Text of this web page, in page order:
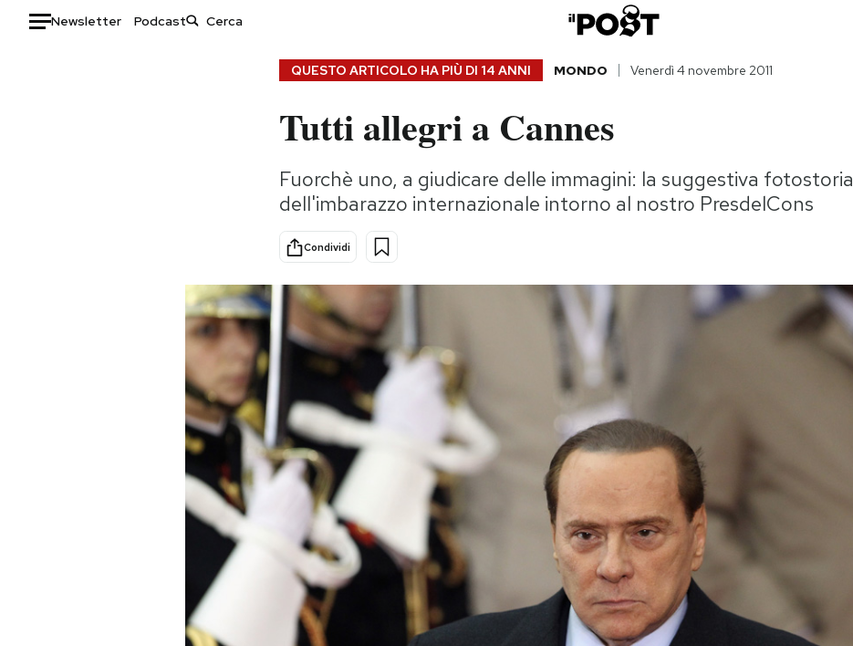
Newsletter Podcast
Consumismi
Storie/Idee
Ok Boomer!
Media
Europa
Altrecose
Mondiali calcio 2026
QUESTO ARTICOLO HA PIÙ DI 14 ANNI MONDO Venerdì 4 novembre 2011
Tutti allegri a Cannes
Fuorchè uno, a giudicare delle immagini: la suggestiva fotostoria
dell'imbarazzo internazionale intorno al nostro PresdelCons
Condividi